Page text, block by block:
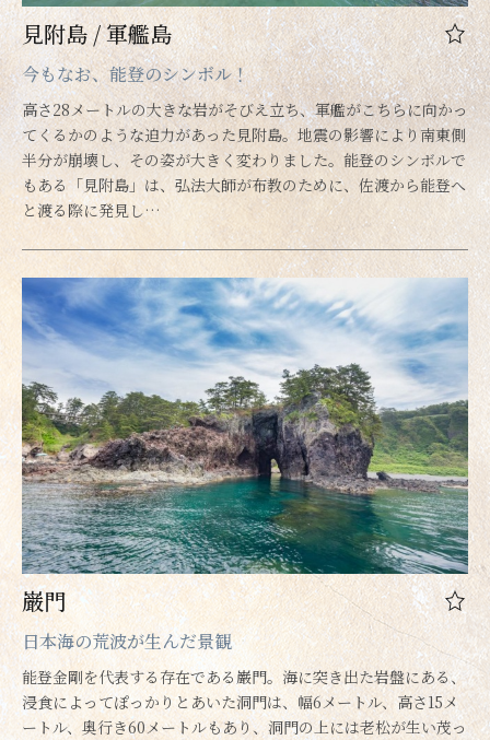
見附島 / 軍艦島
今もなお、能登のシンボル！
高さ28メートルの大きな岩がそびえ立ち、軍艦がこちらに向かっ
てくるかのような迫力があった見附島。地震の影響により南東側
半分が崩壊し、その姿が大きく変わりました。能登のシンボルで
もある「見附島」は、弘法大師が布教のために、佐渡から能登へ
と渡る際に発見し…
巌門
日本海の荒波が生んだ景観
能登金剛を代表する存在である巌門。海に突き出た岩盤にある、
浸食によってぽっかりとあいた洞門は、幅6メートル、高さ15メ
ートル、奥行き60メートルもあり、洞門の上には老松が生い茂っ